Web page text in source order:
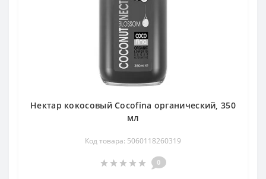
Нектар кокосовый Cocofina органический, 350
мл
Код товара: 5060118260319
0